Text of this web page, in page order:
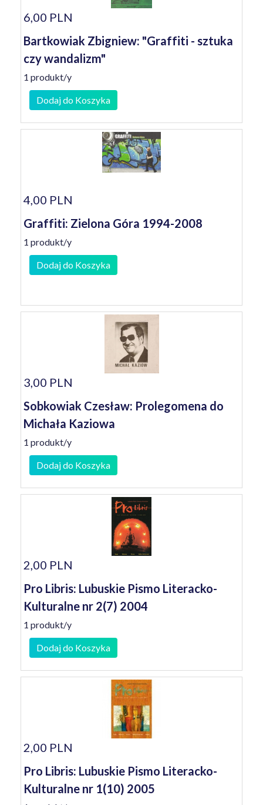
6,00 PLN
Bartkowiak Zbigniew: "Graffiti - sztuka
czy wandalizm"
1 produkt/y
Dodaj do Koszyka
4,00 PLN
Graffiti: Zielona Góra 1994-2008
1 produkt/y
Dodaj do Koszyka
3,00 PLN
Sobkowiak Czesław: Prolegomena do
Michała Kaziowa
1 produkt/y
Dodaj do Koszyka
2,00 PLN
Pro Libris: Lubuskie Pismo Literacko-
Kulturalne nr 2(7) 2004
1 produkt/y
Dodaj do Koszyka
2,00 PLN
Pro Libris: Lubuskie Pismo Literacko-
Kulturalne nr 1(10) 2005